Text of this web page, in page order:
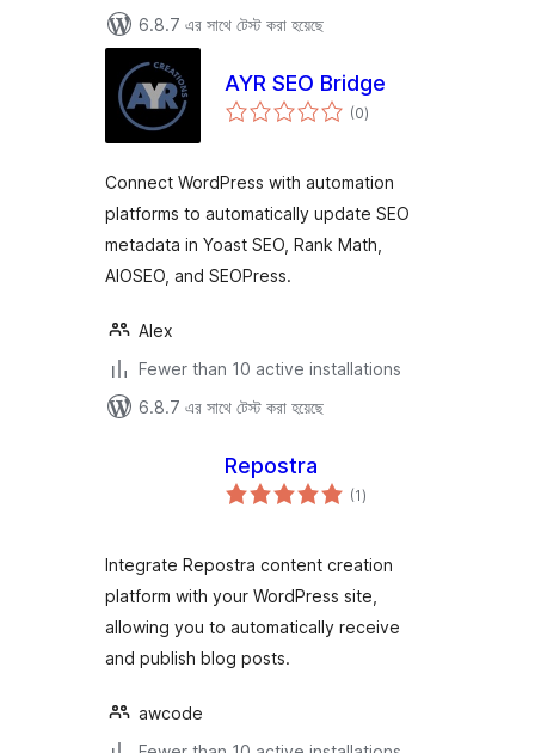
6.8.7 এর সাথে টেস্ট করা হয়েছে
AYR SEO Bridge
(0total
ratings
)
Connect WordPress with automation
platforms to automatically update SEO
metadata in Yoast SEO, Rank Math,
AIOSEO, and SEOPress.
Alex
Fewer than 10 active installations
6.8.7 এর সাথে টেস্ট করা হয়েছে
Repostra
(1total
ratings
)
Integrate Repostra content creation
platform with your WordPress site,
allowing you to automatically receive
and publish blog posts.
awcode